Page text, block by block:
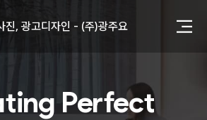
진, 광고디자인 - (주)광주요
제품디자인 - 삼성전자㈜
동영상, 홈페이지 - (주)분독
영상, 카탈로그 - 피자마루
Perfect